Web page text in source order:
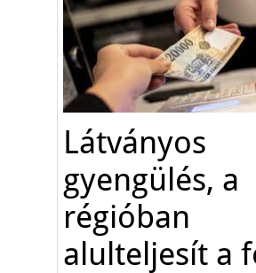
Látványos
gyengülés, a
régióban
alulteljesít a